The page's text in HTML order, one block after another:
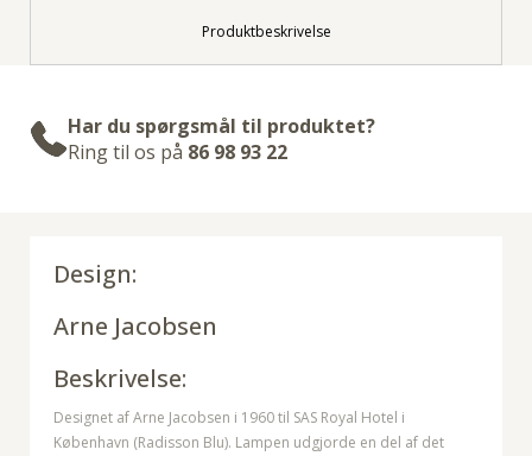
Produktbeskrivelse
Har du spørgsmål til produktet?
Ring til os på 86 98 93 22
Design:
Arne Jacobsen
Beskrivelse:
Designet af Arne Jacobsen i 1960 til SAS Royal Hotel i
København (Radisson Blu). Lampen udgjorde en del af det